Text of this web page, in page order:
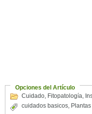
Opciones del Artículo
Cuidado, Fitopatología,
cuidados basicos,